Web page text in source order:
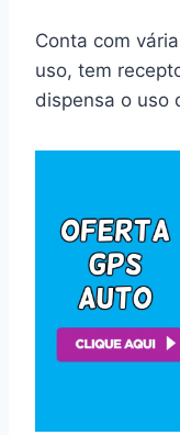
Conta com
uso, tem
dispensa o uso